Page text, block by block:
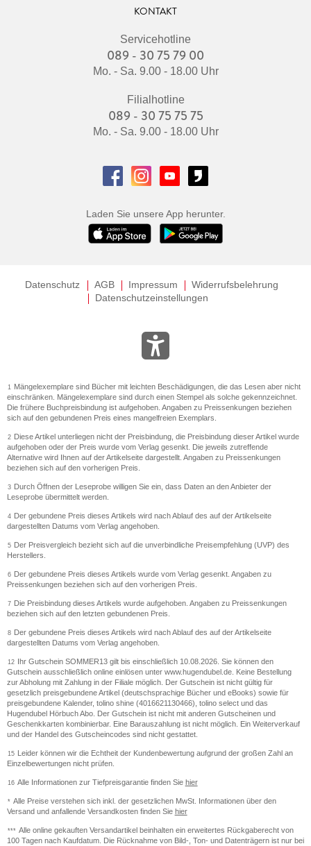
KONTAKT
Servicehotline
089 - 30 75 79 00
Mo. - Sa. 9.00 - 18.00 Uhr
Filialhotline
089 - 30 75 75 75
Mo. - Sa. 9.00 - 18.00 Uhr
Laden Sie unsere App herunter.
Datenschutz AGB Impressum
Widerrufsbelehrung
Datenschutzeinstellungen
1
Mängelexemplare sind Bücher mit leichten Beschädigungen, die das Lesen aber nicht
einschränken. Mängelexemplare sind durch einen Stempel als solche gekennzeichnet.
Die frühere Buchpreisbindung ist aufgehoben. Angaben zu Preissenkungen beziehen
sich auf den gebundenen Preis eines mangelfreien Exemplars.
2 Diese Artikel unterliegen nicht der Preisbindung, die Preisbindung dieser Artikel wurde
aufgehoben oder der Preis wurde vom Verlag gesenkt. Die jeweils zutreffende
Alternative wird Ihnen auf der Artikelseite dargestellt. Angaben zu Preissenkungen
beziehen sich auf den vorherigen Preis.
3 Durch Öffnen der Leseprobe willigen Sie ein, dass Daten an den Anbieter der
Leseprobe übermittelt werden.
4 Der gebundene Preis dieses Artikels wird nach Ablauf des auf der Artikelseite
dargestellten Datums vom Verlag angehoben.
5 Der Preisvergleich bezieht sich auf die unverbindliche Preisempfehlung (UVP) des
Herstellers.
6 Der gebundene Preis dieses Artikels wurde vom Verlag gesenkt. Angaben zu
Preissenkungen beziehen sich auf den vorherigen Preis.
7 Die Preisbindung dieses Artikels wurde aufgehoben. Angaben zu Preissenkungen
beziehen sich auf den letzten gebundenen Preis.
8 Der gebundene Preis dieses Artikels wird nach Ablauf des auf der Artikelseite
dargestellten Datums vom Verlag angehoben.
12 Ihr Gutschein SOMMER13 gilt bis einschließlich 10.08.2026. Sie können den
Gutschein ausschließlich online einlösen unter www.hugendubel.de. Keine Bestellung
zur Abholung mit Zahlung in der Filiale möglich. Der Gutschein ist nicht gültig für
gesetzlich preisgebundene Artikel (deutschsprachige Bücher und eBooks) sowie für
preisgebundene Kalender, tolino shine (4016621130466), tolino select und das
Hugendubel Hörbuch Abo. Der Gutschein ist nicht mit anderen Gutscheinen und
Geschenkkarten kombinierbar. Eine Barauszahlung ist nicht möglich. Ein Weiterverkauf
und der Handel des Gutscheincodes sind nicht gestattet.
15 Leider können wir die Echtheit der Kundenbewertung aufgrund der großen Zahl an
Einzelbewertungen nicht prüfen.
16 Alle Informationen zur Tiefpreisgarantie finden Sie hier
* Alle Preise verstehen sich inkl. der gesetzlichen MwSt. Informationen über den
Versand und anfallende Versandkosten finden Sie hier
*** Alle online gekauften Versandartikel beinhalten ein erweitertes Rückgaberecht von
100 Tagen nach Kaufdatum. Die Rücknahme von Bild-, Ton- und Datenträgern ist nur bei